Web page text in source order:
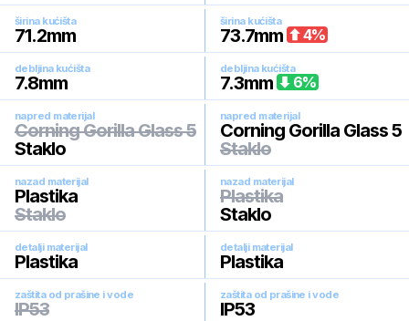
širina kućišta
71.2mm
širina kućišta
73.7mm 4%
debljina kućišta
7.8mm
debljina kućišta
7.3mm 6%
napred materijal
Corning Gorilla Glass 5
Staklo
napred materijal
Corning Gorilla Glass 5
Staklo
nazad materijal
Plastika
Staklo
nazad materijal
Plastika
Staklo
detalji materijal
Plastika
detalji materijal
Plastika
zaštita od prašine i vode
IP53
zaštita od prašine i vode
IP53